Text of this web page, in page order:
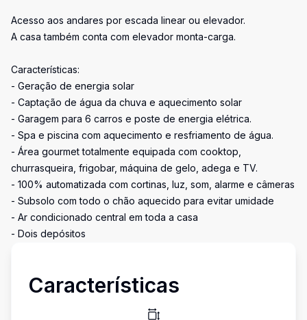
Acesso aos andares por escada linear ou elevador.
A casa também conta com elevador monta-carga.
Características:
- Geração de energia solar
- Captação de água da chuva e aquecimento solar
- Garagem para 6 carros e poste de energia elétrica.
- Spa e piscina com aquecimento e resfriamento de água.
- Área gourmet totalmente equipada com cooktop,
churrasqueira, frigobar, máquina de gelo, adega e TV.
- 100% automatizada com cortinas, luz, som, alarme e câmeras
- Subsolo com todo o chão aquecido para evitar umidade
- Ar condicionado central em toda a casa
- Dois depósitos
Características